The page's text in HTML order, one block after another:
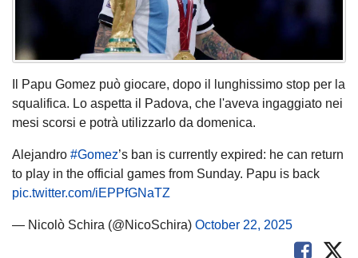
Il Papu Gomez può giocare, dopo il lunghissimo stop per la
squalifica. Lo aspetta il Padova, che l'aveva ingaggiato nei
mesi scorsi e potrà utilizzarlo da domenica.
Alejandro #Gomez’s ban is currently expired: he can return
to play in the official games from Sunday. Papu is back
pic.twitter.com/iEPPfGNaTZ
— Nicolò Schira (@NicoSchira) October 22, 2025